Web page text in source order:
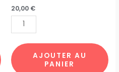
20,00 €
LA
TERRASSE
TOTE4
par
10pcs
AJOUTER AU
PANIER